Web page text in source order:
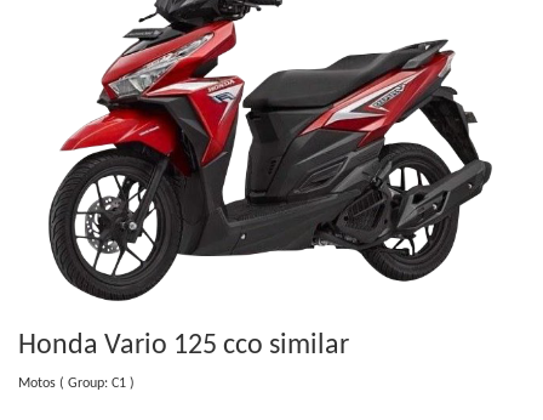
Honda Vario 125 cco similar
Motos ( Group: C1 )